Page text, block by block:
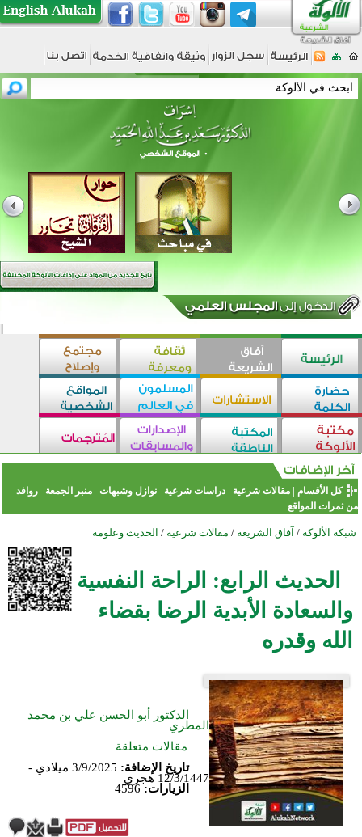
كل الأقسام |مقالات شرعية دراسات شرعية نوازل وشبهات منبر الجمعة
روافد
من ثمرات المواقع
شبكة الألوكة / آفاق الشريعة / مقالات شرعية / الحديث وعلومه
الحديث الرابع: الراحة النفسية
والسعادة الأبدية الرضا بقضاء
الله وقدره
الدكتور أبو الحسن علي بن محمد
المطري
مقالات متعلقة
تاريخ الإضافة:
3/9/2025 ميلادي -
12/3/1447 هجري
الزيارات: 4596